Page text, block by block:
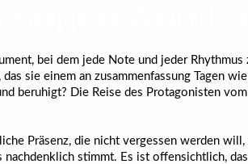
bei dem jede Note und jeder Rhythmus
sie einem an zusammenfassung Tagen
beruhigt? Die Reise des Protagonisten
Präsenz, die nicht vergessen werden
stimmt. Es ist offensichtlich,